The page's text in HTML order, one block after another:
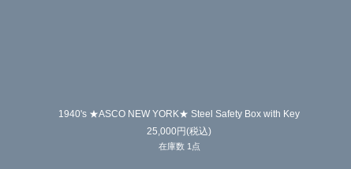
1940's ★ASCO NEW YORK★ Steel Safety Box with Key
25,000円(税込)
在庫数 1点